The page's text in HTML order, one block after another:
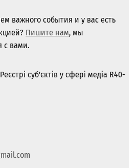
важного события и у вас есть
Пишите нам, мы
с вами.
суб'єктів у сфері медіа R40-